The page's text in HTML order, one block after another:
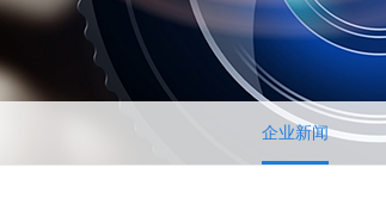
企业新闻